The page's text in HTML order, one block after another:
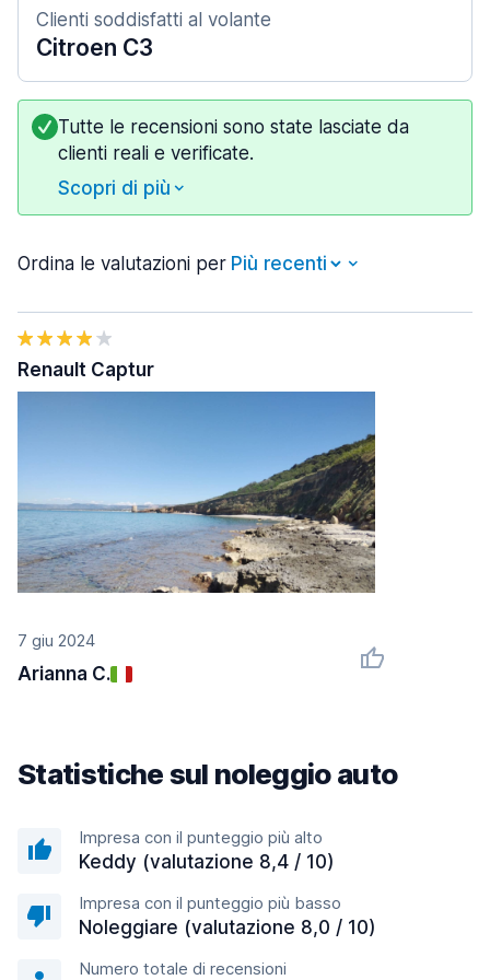
Clienti soddisfatti al volante
Citroen C3
Tutte le recensioni sono state lasciate da
clienti reali e verificate.
Scopri di più
Ordina le valutazioni per
7 giu 2024
Arianna C.
Renault Captur
Statistiche sul noleggio auto
Impresa con il punteggio più alto
Keddy (valutazione 8,4 / 10)
Impresa con il punteggio più basso
Noleggiare (valutazione 8,0 / 10)
Numero totale di recensioni